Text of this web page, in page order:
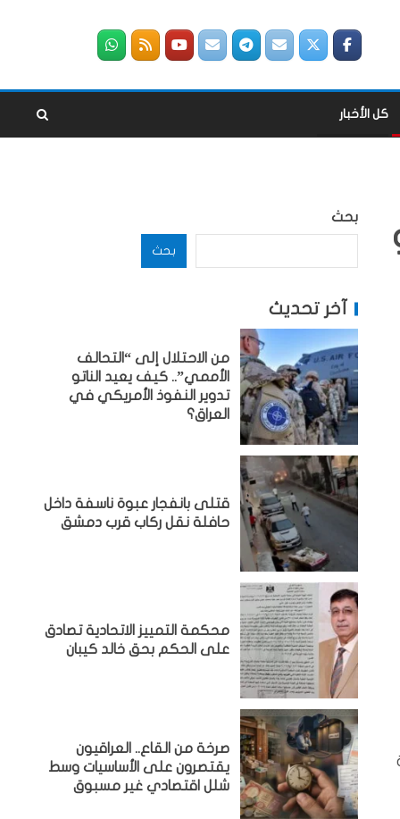
كل الأخبار
بحث
بحث
آخر تحديث
من الاحتلال إلى “التحالف
الأممي”.. كيف يعيد الناتو
تدوير النفوذ الأمريكي في
العراق؟
قتلى بانفجار عبوة ناسفة داخل
حافلة نقل ركاب قرب دمشق
محكمة التمييز الاتحادية تصادق
على الحكم بحق خالد كيبان
صرخة من القاع.. العراقيون
يقتصرون على الأساسيات وسط
شلل اقتصادي غير مسبوق